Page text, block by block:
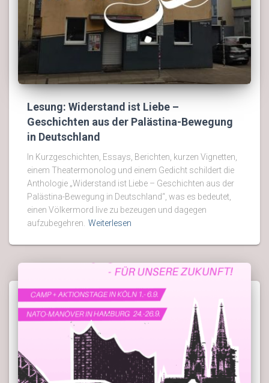
Lesung: Widerstand ist Liebe –
Geschichten aus der Palästina-Bewegung
in Deutschland
In Kurzgeschichten, Essays, Berichten, kurzen Vignetten,
einem Theatermonolog und einem Gedicht schildert die
Anthologie „Widerstand ist Liebe – Geschichten aus der
Palästina-Bewegung in Deutschland“, was es bedeutet,
einen Völkermord live zu bezeugen und dagegen
aufzubegehren. Weiterlesen